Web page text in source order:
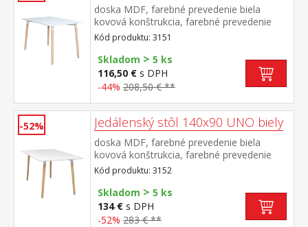
doska MDF, farebné prevedenie biela
kovová konštrukcia, farebné prevedenie
biela okrúhle nohy, materiál masív buk
nastaviteľné plastové klzáky s
pochrómovanou krytkou
Kód produktu: 3151
Skladom > 5 ks
116,50 € s DPH
-44% 208,50 € **
-52% Jedálenský stôl 140x90 UNO biely
doska MDF, farebné prevedenie biela
kovová konštrukcia, farebné prevedenie
biela okrúhle nohy, materiál masív buk
nastaviteľné plastové klzáky s
pochrómovanou krytkou
Kód produktu: 3152
Skladom > 5 ks
134 € s DPH
-52% 283 € **